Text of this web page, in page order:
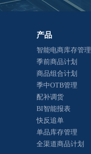
产品
智能电商库存管理
季前商品计划
商品组合计划
季中OTB管理
配补调货
BI智能报表
快反追单
单品库存管理
全渠道商品计划